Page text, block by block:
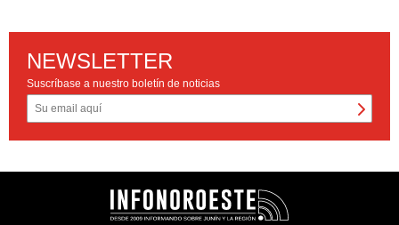
NEWSLETTER
Suscríbase a nuestro boletín de noticias